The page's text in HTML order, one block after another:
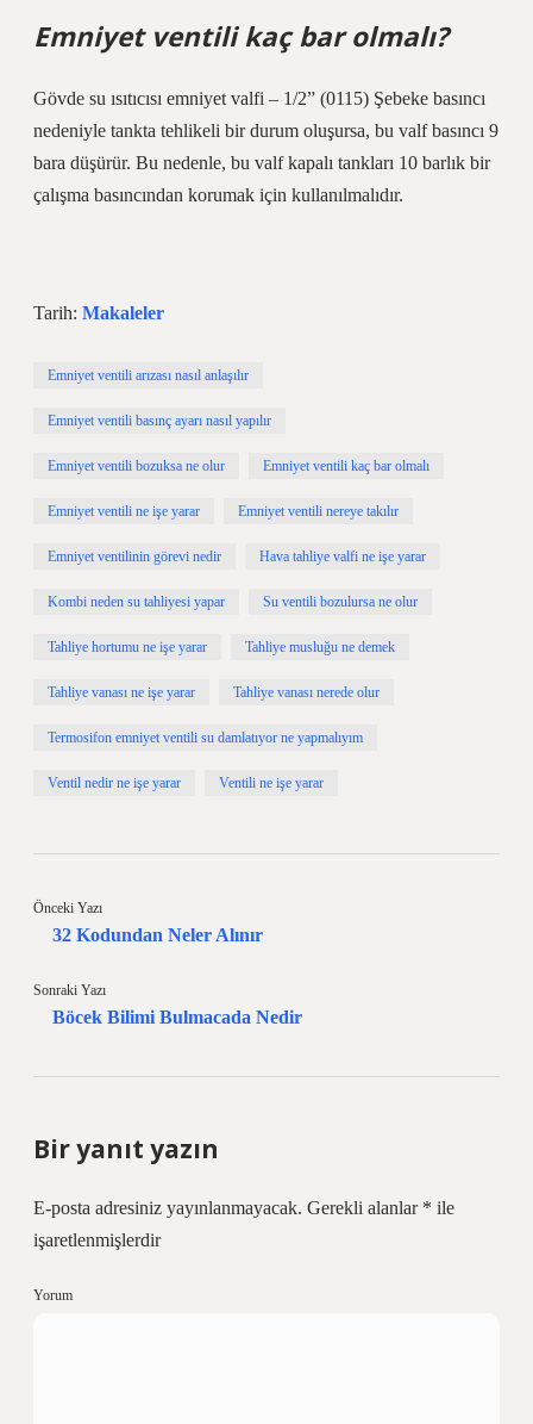
Emniyet ventili kaç bar olmalı?
Gövde su ısıtıcısı emniyet valfi – 1/2” (0115) Şebeke basıncı
nedeniyle tankta tehlikeli bir durum oluşursa, bu valf basıncı 9
bara düşürür. Bu nedenle, bu valf kapalı tankları 10 barlık bir
çalışma basıncından korumak için kullanılmalıdır.
Tarih: Makaleler
Emniyet ventili arızası nasıl anlaşılır
Emniyet ventili basınç ayarı nasıl yapılır
Emniyet ventili bozuksa ne olur Emniyet ventili kaç bar olmalı
Emniyet ventili ne işe yarar Emniyet ventili nereye takılır
Emniyet ventilinin görevi nedir Hava tahliye valfi ne işe yarar
Kombi neden su tahliyesi yapar Su ventili bozulursa ne olur
Tahliye hortumu ne işe yarar Tahliye musluğu ne demek
Tahliye vanası ne işe yarar Tahliye vanası nerede olur
Termosifon emniyet ventili su damlatıyor ne yapmalıyım
Ventil nedir ne işe yarar Ventili ne işe yarar
Önceki Yazı
32 Kodundan Neler Alınır
Sonraki Yazı
Böcek Bilimi Bulmacada Nedir
Bir yanıt yazın
E-posta adresiniz yayınlanmayacak. Gerekli alanlar * ile
işaretlenmişlerdir
Yorum